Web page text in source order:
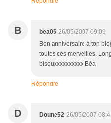
B bea05 26/05/2007 09:09
Bon anniversaire à ton
toutes ces merveilles.
bisouxxxxxxxxxx Béa
Répondre
D Doune52 26/05/2007